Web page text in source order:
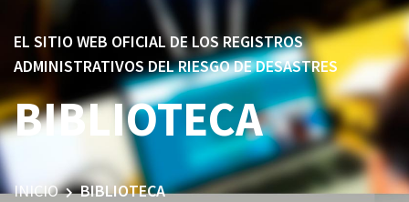
EL SITIO WEB OFICIAL DE LOS REGISTROS
ADMINISTRATIVOS DEL RIESGO DE DESASTRES
BIBLIOTECA
INICIO BIBLIOTECA